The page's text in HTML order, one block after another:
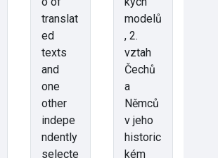
translat
ed
texts
and
one
other
indepe
ndently
selecte
modelů
, 2.
vztah
Čechů
a
Němců
v jeho
historic
kém